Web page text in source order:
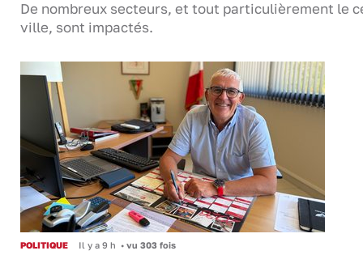
De nombreux secteurs, et tout particulièrement le
ville, sont impactés.
POLITIQUE Il y a 9 h • vu 303 fois